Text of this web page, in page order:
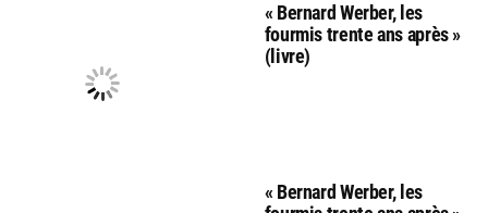
« Bernard Werber, les
fourmis trente ans après »
(livre)
« Bernard Werber, les